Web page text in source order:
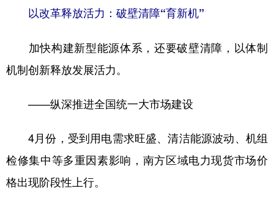
以改革释放活力：破壁清障“育新机”
加快构建新型能源体系，还要破壁清障，以体制
机制创新释放发展活力。
——纵深推进全国统一大市场建设
4月份，受到用电需求旺盛、清洁能源波动、机组
检修集中等多重因素影响，南方区域电力现货市场价
格出现阶段性上行。